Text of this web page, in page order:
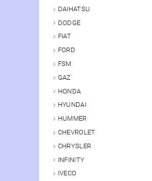
DAIHATSU
DODGE
FIAT
FORD
FSM
GAZ
HONDA
HYUNDAI
HUMMER
CHEVROLET
CHRYSLER
INFINITY
IVECO